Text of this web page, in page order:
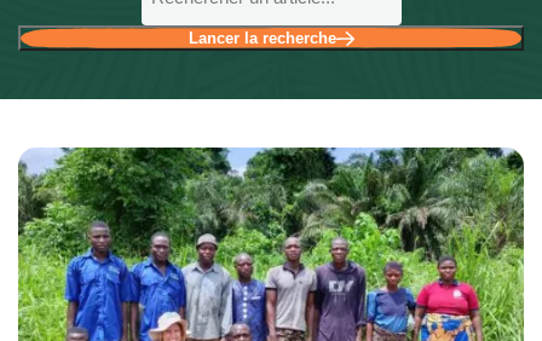
Lancer la recherche